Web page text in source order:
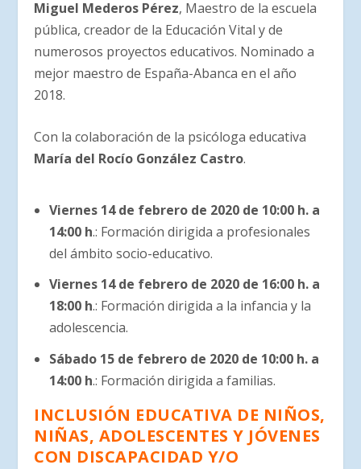
Miguel Mederos Pérez, Maestro de la escuela
pública, creador de la Educación Vital y de
numerosos proyectos educativos. Nominado a
mejor maestro de España-Abanca en el año
2018.
Con la colaboración de la psicóloga educativa
María del Rocío González Castro.
Viernes 14 de febrero de 2020 de 10:00 h. a
14:00 h.: Formación dirigida a profesionales
del ámbito socio-educativo.
Viernes 14 de febrero de 2020 de 16:00 h. a
18:00 h.: Formación dirigida a la infancia y la
adolescencia.
Sábado 15 de febrero de 2020 de 10:00 h. a
14:00 h.: Formación dirigida a familias.
INCLUSIÓN EDUCATIVA DE NIÑOS,
NIÑAS, ADOLESCENTES Y JÓVENES
CON DISCAPACIDAD Y/O